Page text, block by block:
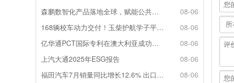
森鹏数智化产品落地全球，赋能公共交通新升级
08-06
168辆校车动力交付！玉柴护航学子平安出行
08-06
亿华通PCT国际专利在澳大利亚成功授权
08-06
上汽大通2025年ESG报告
08-06
福田汽车7月销量同比增长12.6% 出口劲增90.7%
08-06